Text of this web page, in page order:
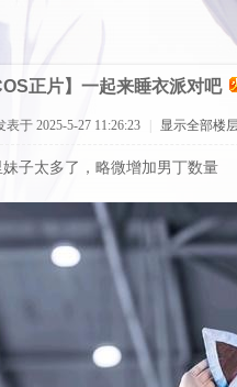
正片】一起来睡衣派对吧
表于 2025-5-27 11:26:23 显示全部楼
妹子太多了，略微增加男丁数量